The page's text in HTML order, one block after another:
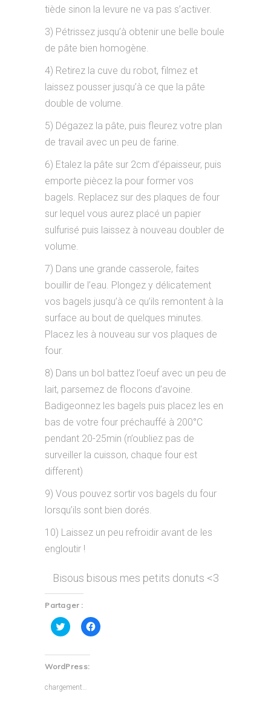
tiède sinon la levure ne va pas s’activer.
3) Pétrissez jusqu’à obtenir une belle boule
de pâte bien homogène.
4) Retirez la cuve du robot, filmez et
laissez pousser jusqu’à ce que la pâte
double de volume.
5) Dégazez la pâte, puis fleurez votre plan
de travail avec un peu de farine.
6) Etalez la pâte sur 2cm d’épaisseur, puis
emporte piècez la pour former vos
bagels. Replacez sur des plaques de four
sur lequel vous aurez placé un papier
sulfurisé puis laissez à nouveau doubler de
volume.
7) Dans une grande casserole, faites
bouillir de l’eau. Plongez y délicatement
vos bagels jusqu’à ce qu’ils remontent à la
surface au bout de quelques minutes.
Placez les à nouveau sur vos plaques de
four.
8) Dans un bol battez l’oeuf avec un peu de
lait, parsemez de flocons d’avoine.
Badigeonnez les bagels puis placez les en
bas de votre four préchauffé à 200°C
pendant 20-25min (n’oubliez pas de
surveiller la cuisson, chaque four est
different)
9) Vous pouvez sortir vos bagels du four
lorsqu’ils sont bien dorés.
10) Laissez un peu refroidir avant de les
engloutir !
Bisous bisous mes petits donuts <3
Partager :
Cliquez
pour
Twitter(ouvre
dans
une
fenêtre)
Cliquez
pour
WordPress:
chargement…